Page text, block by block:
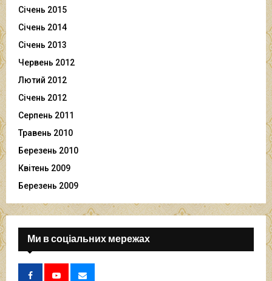
Січень 2015
Січень 2014
Січень 2013
Червень 2012
Лютий 2012
Січень 2012
Серпень 2011
Травень 2010
Березень 2010
Квітень 2009
Березень 2009
Ми в соціальних мережах